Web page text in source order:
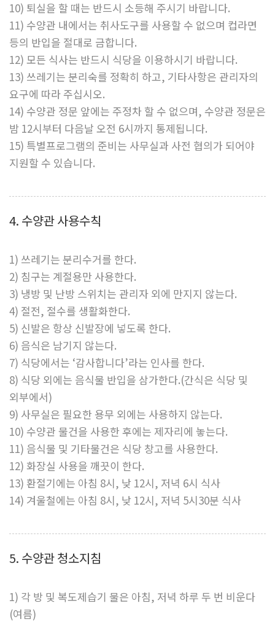
10) 퇴실을 할 때는 반드시 소등해 주시기 바랍니다.
11) 수양관 내에서는 취사도구를 사용할 수 없으며 컵라면
등의 반입을 절대로 금합니다.
12) 모든 식사는 반드시 식당을 이용하시기 바랍니다.
13) 쓰레기는 분리숙를 정확히 하고, 기타사항은 관리자의
요구에 따라 주십시오.
14) 수양관 정문 앞에는 주정차 할 수 없으며, 수양관 정문은
밤 12시부터 다음날 오전 6시까지 통제됩니다.
15) 특별프로그램의 준비는 사무실과 사전 협의가 되어야
지원할 수 있습니다.
4. 수양관 사용수칙
1) 쓰레기는 분리수거를 한다.
2) 침구는 계절용만 사용한다.
3) 냉방 및 난방 스위치는 관리자 외에 만지지 않는다.
4) 절전, 절수를 생활화한다.
5) 신발은 항상 신발장에 넣도록 한다.
6) 음식은 남기지 않는다.
7) 식당에서는 ‘감사합니다’라는 인사를 한다.
8) 식당 외에는 음식물 반입을 삼가한다.(간식은 식당 및
외부에서)
9) 사무실은 필요한 용무 외에는 사용하지 않는다.
10) 수양관 물건을 사용한 후에는 제자리에 놓는다.
11) 음식물 및 기타물건은 식당 창고를 사용한다.
12) 화장실 사용을 깨끗이 한다.
13) 환절기에는 아침 8시, 낮 12시, 저녁 6시 식사
14) 겨울철에는 아침 8시, 낮 12시, 저녁 5시30분 식사
5. 수양관 청소지침
1) 각 방 및 복도제습기 물은 아침, 저녁 하루 두 번 비운다
(여름)